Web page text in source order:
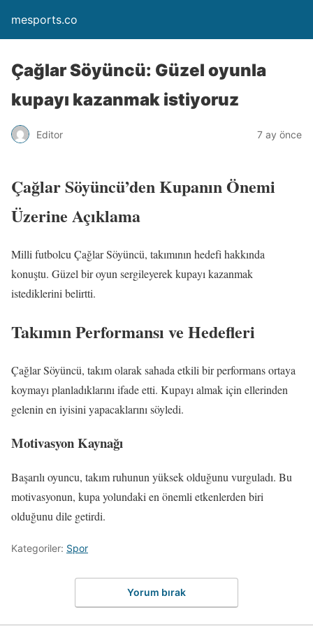
mesports.co
Çağlar Söyüncü: Güzel oyunla
kupayı kazanmak istiyoruz
Editor 7 ay önce
Çağlar Söyüncü’den Kupanın Önemi
Üzerine Açıklama
Milli futbolcu Çağlar Söyüncü, takımının hedefi hakkında
konuştu. Güzel bir oyun sergileyerek kupayı kazanmak
istediklerini belirtti.
Takımın Performansı ve Hedefleri
Çağlar Söyüncü, takım olarak sahada etkili bir performans ortaya
koymayı planladıklarını ifade etti. Kupayı almak için ellerinden
gelenin en iyisini yapacaklarını söyledi.
Motivasyon Kaynağı
Başarılı oyuncu, takım ruhunun yüksek olduğunu vurguladı. Bu
motivasyonun, kupa yolundaki en önemli etkenlerden biri
olduğunu dile getirdi.
Kategoriler: Spor
Yorum bırak